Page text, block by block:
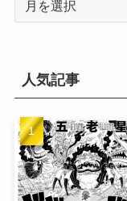
人気記事